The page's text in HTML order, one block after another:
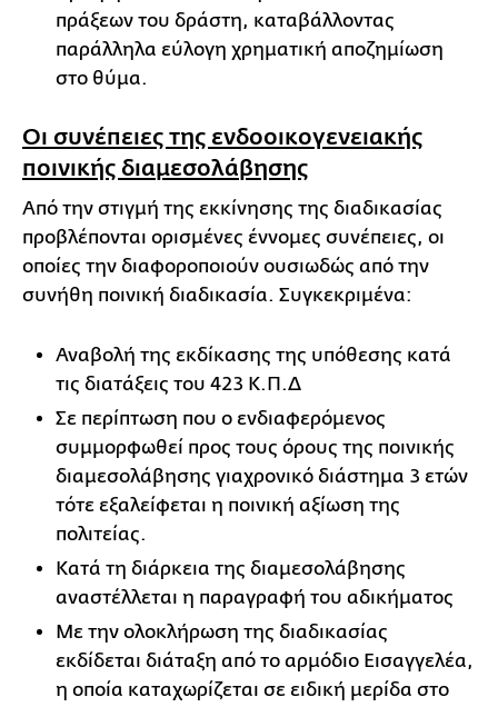
πράξεων του δράστη, καταβάλλοντας
παράλληλα εύλογη χρηματική αποζημίωση
στο θύμα.
Οι συνέπειες της ενδοοικογενειακής
ποινικής διαμεσολάβησης
Από την στιγμή της εκκίνησης της διαδικασίας
προβλέπονται ορισμένες έννομες συνέπειες, οι
οποίες την διαφοροποιούν ουσιωδώς από την
συνήθη ποινική διαδικασία. Συγκεκριμένα:
Αναβολή της εκδίκασης της υπόθεσης κατά
τις διατάξεις του 423 Κ.Π.Δ
Σε περίπτωση που ο ενδιαφερόμενος
συμμορφωθεί προς τους όρους της ποινικής
διαμεσολάβησης γιαχρονικό διάστημα 3 ετών
τότε εξαλείφεται η ποινική αξίωση της
πολιτείας.
Κατά τη διάρκεια της διαμεσολάβησης
αναστέλλεται η παραγραφή του αδικήματος
Με την ολοκλήρωση της διαδικασίας
εκδίδεται διάταξη από το αρμόδιο Εισαγγελέα,
η οποία καταχωρίζεται σε ειδική μερίδα στο